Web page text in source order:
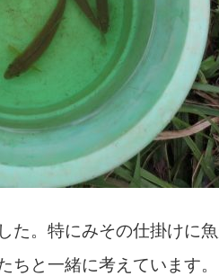
た。特にみその仕掛けに
と一緒に考えています。